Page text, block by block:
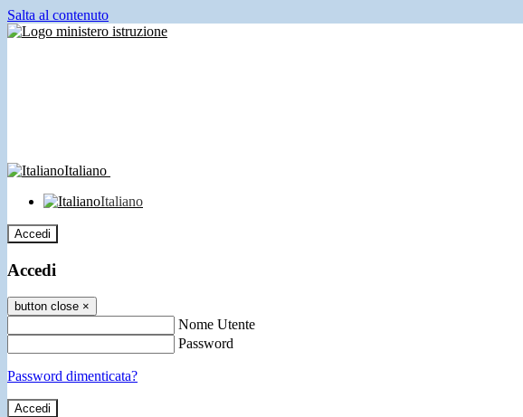
Salta al contenuto
Italiano
Italiano
Accedi
Accedi
button close ×
Nome Utente
Password
Password dimenticata?